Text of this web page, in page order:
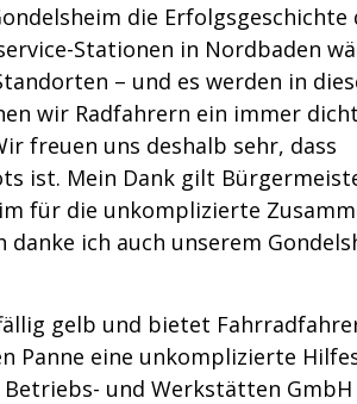
die Erfolgsgeschichte
Stationen in Nordbaden
– und es werden in
wir Radfahrern ein immer
freuen uns deshalb sehr, dass
ist. Mein Dank gilt
für die unkomplizierte
ich auch unserem
gelb und bietet
Panne eine unkomplizierte
und Werkstätten GmbH